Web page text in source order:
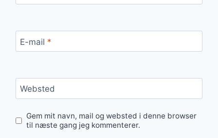
E-mail *
Websted
Gem mit navn, mail og websted i denne browser
til næste gang jeg kommenterer.